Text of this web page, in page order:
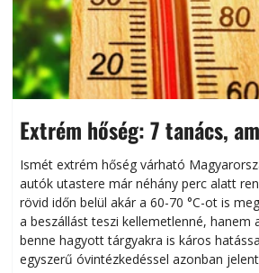
Extrém hőség: 7 tanács,
megóvhatjuk autónkat a
Ismét extrém hőség várható
autók utastere már néhány perc alatt
rövid időn belül akár a 60-70 °C-ot is
a beszállást teszi kellemetlenné, hanem
benne hagyott tárgyakra is káros
egyszerű óvintézkedéssel azonban